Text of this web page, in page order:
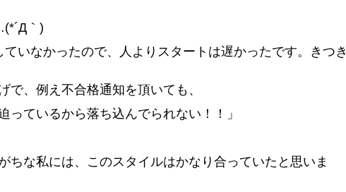
｀)
いなかったので、人よりスタートは遅かったです。きつき
で、例え不合格通知を頂いても、
っているから落ち込んでられない！！」
ちな私には、このスタイルはかなり合っていたと思いま